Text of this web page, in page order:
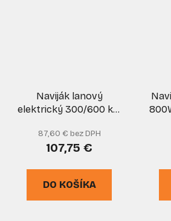
Naviják lanový
elektrický 300/600 kg,
87,60 € bez DPH
107,75 €
DO KOŠÍKA